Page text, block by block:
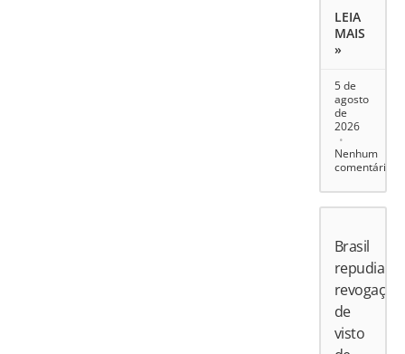
LEIA
MAIS
»
5 de
agosto
de
2026
Nenhum
comentário
Brasil
repudia
revogação
de
visto